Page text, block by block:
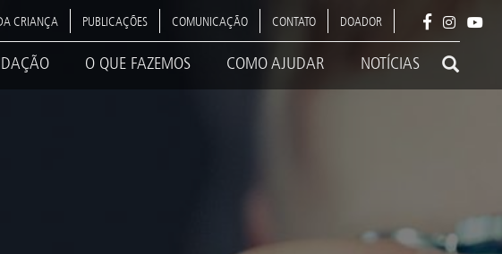
CRIANÇA PUBLICAÇÕES COMUNICAÇÃO CONTATO DOADOR
O QUE FAZEMOS COMO AJUDAR NOTÍCIAS